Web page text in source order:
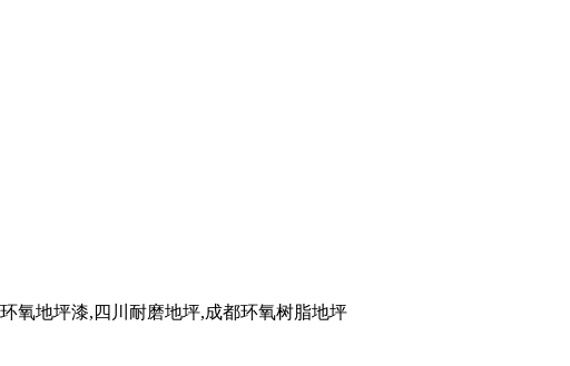
氧地坪漆,四川耐磨地坪,成都环氧树脂地坪